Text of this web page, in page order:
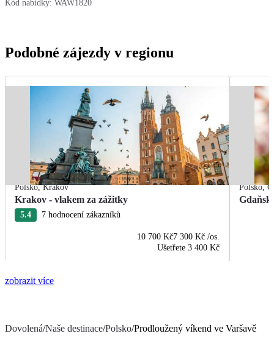
Kód nabídky: WAW1820
Podobné zájezdy v regionu
Polsko,Krakov
Krakov - vlakem za zážitky
5.4 7 hodnocení zákazníků
10 700 Kč7 300 Kč /os.
Ušetřete 3 400 Kč
Polsko,
Gdaňsk
zobrazit více
Dovolená/Naše destinace/Polsko/Prodloužený víkend ve Varšavě